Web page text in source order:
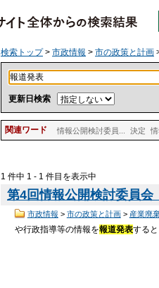
検索トップ> 市政情報 > 市の政策と計画
更新日検索
関連ワード 情報公開検討委員... 決定
1 件中 1 - 1 件目を表示中
第4回情報公開検討委員
市政情報 > 市の政策と計画> 産業廃
や行政指導等の情報を報道発表する